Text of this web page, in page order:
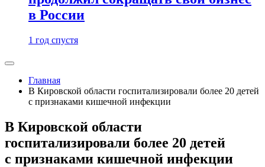
в России
1 год спустя
Главная
В Кировской области госпитализировали более 20 детей
с признаками кишечной инфекции
В Кировской области
госпитализировали более 20 детей
с признаками кишечной инфекции